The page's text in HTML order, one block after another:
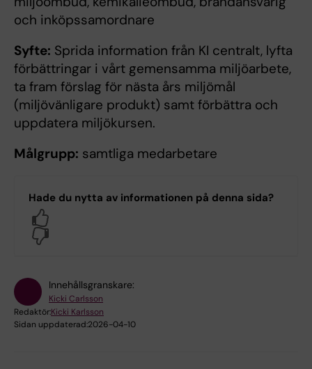
och inköpssamordnare
Syfte: Sprida information från KI centralt, lyfta
förbättringar i vårt gemensamma miljöarbete,
ta fram förslag för nästa års miljömål
(miljövänligare produkt) samt förbättra och
uppdatera miljökursen.
Målgrupp: samtliga medarbetare
Hade du nytta av informationen på denna sida?
Innehållsgranskare:
Kicki Carlsson
Redaktör:Kicki Karlsson
Sidan uppdaterad:2026-04-10